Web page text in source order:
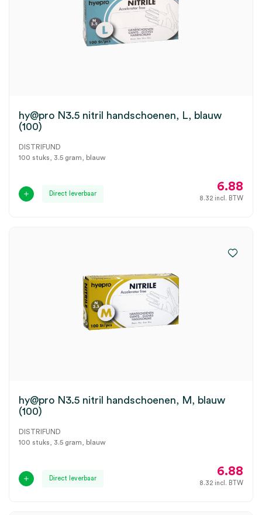
hy@pro N3.5 nitril handschoenen, L, blauw
(100)
DISTRIFUND
100 stuks, 3.5 gram, blauw
Direct leverbaar
6.88
8.32 incl. BTW
hy@pro N3.5 nitril handschoenen, M, blauw
(100)
DISTRIFUND
100 stuks, 3.5 gram, blauw
Direct leverbaar
6.88
8.32 incl. BTW